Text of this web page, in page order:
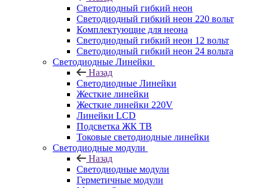
Светодиодный гибкий неон
Светодиодный гибкий неон 220 вольт
Комплектующие для неона
Светодиодный гибкий неон 12 вольт
Светодиодный гибкий неон 24 вольта
Светодиодные Линейки
Назад
Светодиодные Линейки
Жесткие линейки
Жесткие линейки 220V
Линейки LCD
Подсветка ЖК ТВ
Токовые светодиодные линейки
Светодиодные модули
Назад
Светодиодные модули
Герметичные модули